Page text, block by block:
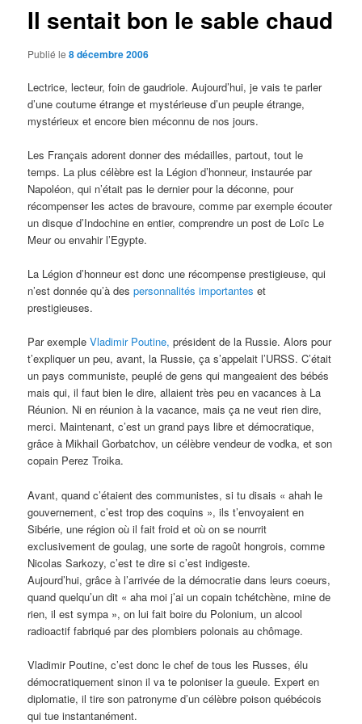
Il sentait bon le sable chaud
Publié le8 décembre 2006
Lectrice, lecteur, foin de gaudriole. Aujourd’hui, je vais te parler
d’une coutume étrange et mystérieuse d’un peuple étrange,
mystérieux et encore bien méconnu de nos jours.
Les Français adorent donner des médailles, partout, tout le
temps. La plus célèbre est la Légion d’honneur, instaurée par
Napoléon, qui n’était pas le dernier pour la déconne, pour
récompenser les actes de bravoure, comme par exemple écouter
un disque d’Indochine en entier, comprendre un post de Loïc Le
Meur ou envahir l’Egypte.
La Légion d’honneur est donc une récompense prestigieuse, qui
n’est donnée qu’à despersonnalités importantes et
prestigieuses.
Par exempleVladimir Poutine, président de la Russie. Alors pour
t’expliquer un peu, avant, la Russie, ça s’appelait l’URSS. C’était
un pays communiste, peuplé de gens qui mangeaient des bébés
mais qui, il faut bien le dire, allaient très peu en vacances à La
Réunion. Ni en réunion à la vacance, mais ça ne veut rien dire,
merci. Maintenant, c’est un grand pays libre et démocratique,
grâce à Mikhail Gorbatchov, un célèbre vendeur de vodka, et son
copain Perez Troika.
Avant, quand c’étaient des communistes, si tu disais « ahah le
gouvernement, c’est trop des coquins », ils t’envoyaient en
Sibérie, une région où il fait froid et où on se nourrit
exclusivement de goulag, une sorte de ragoût hongrois, comme
Nicolas Sarkozy, c’est te dire si c’est indigeste.
Aujourd’hui, grâce à l’arrivée de la démocratie dans leurs coeurs,
quand quelqu’un dit « aha moi j’ai un copain tchétchène, mine de
rien, il est sympa », on lui fait boire du Polonium, un alcool
radioactif fabriqué par des plombiers polonais au chômage.
Vladimir Poutine, c’est donc le chef de tous les Russes, élu
démocratiquement sinon il va te poloniser la gueule. Expert en
diplomatie, il tire son patronyme d’un célèbre poison québécois
qui tue instantanément.